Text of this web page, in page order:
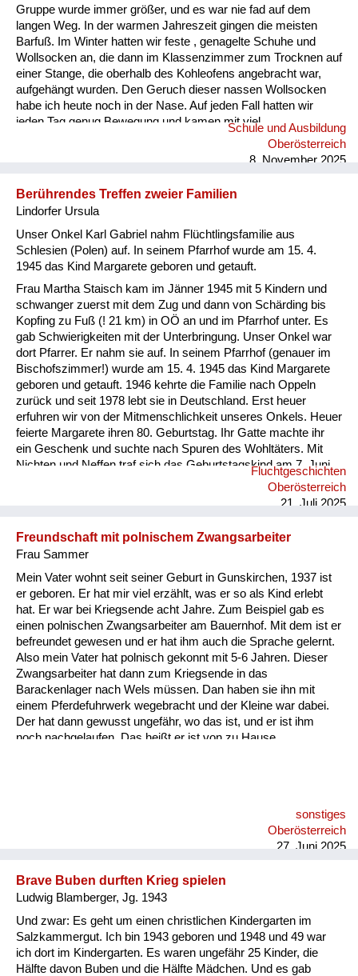
Gruppe wurde immer größer, und es war nie fad auf dem
langen Weg. In der warmen Jahreszeit gingen die meisten
Barfuß. Im Winter hatten wir feste , genagelte Schuhe und
Wollsocken an, die dann im Klassenzimmer zum Trocknen auf
einer Stange, die oberhalb des Kohleofens angebracht war,
aufgehängt wurden. Den Geruch dieser nassen Wollsocken
habe ich heute noch in der Nase. Auf jeden Fall hatten wir
jeden Tag genug Bewegung und kamen mit vielSchule und Ausbildung
Oberösterreich
8. November 2025
Berührendes Treffen zweier Familien
Lindorfer Ursula
Unser Onkel Karl Gabriel nahm Flüchtlingsfamilie aus
Schlesien (Polen) auf. In seinem Pfarrhof wurde am 15. 4.
1945 das Kind Margarete geboren und getauft.
Frau Martha Staisch kam im Jänner 1945 mit 5 Kindern und
schwanger zuerst mit dem Zug und dann von Schärding bis
Kopfing zu Fuß (! 21 km) in OÖ an und im Pfarrhof unter. Es
gab Schwierigkeiten mit der Unterbringung. Unser Onkel war
dort Pfarrer. Er nahm sie auf. In seinem Pfarrhof (genauer im
Bischofszimmer!) wurde am 15. 4. 1945 das Kind Margarete
geboren und getauft. 1946 kehrte die Familie nach Oppeln
zurück und seit 1978 lebt sie in Deutschland. Erst heuer
erfuhren wir von der Mitmenschlichkeit unseres Onkels. Heuer
feierte Margarete ihren 80. Geburtstag. Ihr Gatte machte ihr
ein Geschenk und suchte nach Spuren des Wohltäters. Mit
Nichten und Neffen traf sich das Geburtstagskind am 7. Juni
2025 an dessen Grab (Pfarre Rannariedl, Pühret 4143
Fluchtgeschichten
Oberösterreich
21. Juli 2025
Freundschaft mit polnischem Zwangsarbeiter
Frau Sammer
Mein Vater wohnt seit seiner Geburt in Gunskirchen, 1937 ist
er geboren. Er hat mir viel erzählt, was er so als Kind erlebt
hat. Er war bei Kriegsende acht Jahre. Zum Beispiel gab es
einen polnischen Zwangsarbeiter am Bauernhof. Mit dem ist er
befreundet gewesen und er hat ihm auch die Sprache gelernt.
Also mein Vater hat polnisch gekonnt mit 5-6 Jahren. Dieser
Zwangsarbeiter hat dann zum Kriegsende in das
Barackenlager nach Wels müssen. Dan haben sie ihn mit
einem Pferdefuhrwerk wegebracht und der Kleine war dabei.
Der hat dann gewusst ungefähr, wo das ist, und er ist ihm
noch nachgelaufen. Das heißt er ist von zu Hause
sonstiges
Oberösterreich
27. Juni 2025
Brave Buben durften Krieg spielen
Ludwig Blamberger, Jg. 1943
Und zwar: Es geht um einen christlichen Kindergarten im
Salzkammergut. Ich bin 1943 geboren und 1948 und 49 war
ich dort im Kindergarten. Es waren ungefähr 25 Kinder, die
Hälfte davon Buben und die Hälfte Mädchen. Und es gab